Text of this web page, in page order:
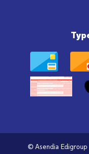
© Asendia Edigroup